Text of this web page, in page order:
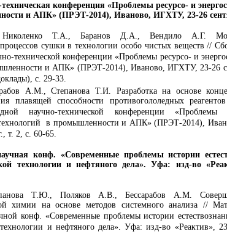
конференция «Проблемы ресурсо- и
и АПК» (ПРЭТ-2014), Иваново, ИГХТУ, 23-26
Т.А., Баранов Д.А., Вендило А.Г.
сушки в технологии особо чистых веществ //
технической конференции «Проблемы ресурсо- и
и АПК» (ПРЭТ-2014), Иваново, ИГХТУ, 23-26
с. 29-33.
А.М., Степанова Т.И. Разработка на основе
плавящей способности противогололедных
научно-технической конференции
технологий в промышленности и АПК» (ПРЭТ-2014),
т. 2, с. 60-65.
конф. «Современные проблемы истории
технологии и нефтяного дела». Уфа: изд-во
Т.Ю., Поляков А.В., Бессарабов А.М.
химии на основе методов системного анализа //
конф. «Современные проблемы истории
и нефтяного дела». Уфа: изд-во «Реактив»,